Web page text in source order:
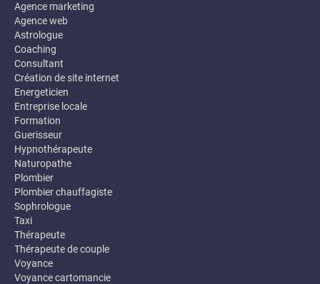
Agence marketing
Agence web
Astrologue
Coaching
Consultant
Création de site internet
Energeticien
Entreprise locale
Formation
Guerisseur
Hypnothérapeute
Naturopathe
Plombier
Plombier chauffagiste
Sophrologue
Taxi
Thérapeute
Thérapeute de couple
Voyance
Voyance cartomancie